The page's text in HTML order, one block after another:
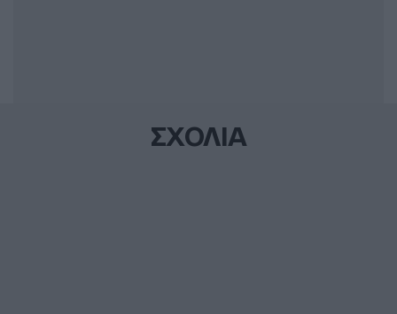
ΣΧΟΛΙΑ